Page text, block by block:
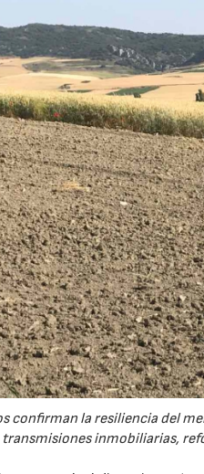
confirman la resiliencia del
transmisiones inmobiliarias,